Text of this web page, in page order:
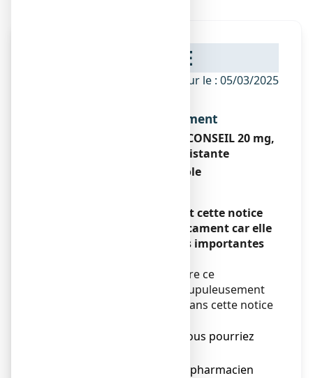
NOTICE
ANSM - Mis à jour le : 05/03/2025
Dénomination du médicament
ESOMEPRAZOLE VIATRIS CONSEIL 20 mg,
gélule gastro-résistante
Esoméprazole
Veuillez lire attentivement cette notice
avant de prendre ce médicament car elle
contient des informations importantes
Vous devez toujours prendre ce
médicament en suivant scrupuleusement
les informations fournies dans cette notice
● Gardez cette notice. Vous pourriez
● Adressez-vous à votre pharmacien